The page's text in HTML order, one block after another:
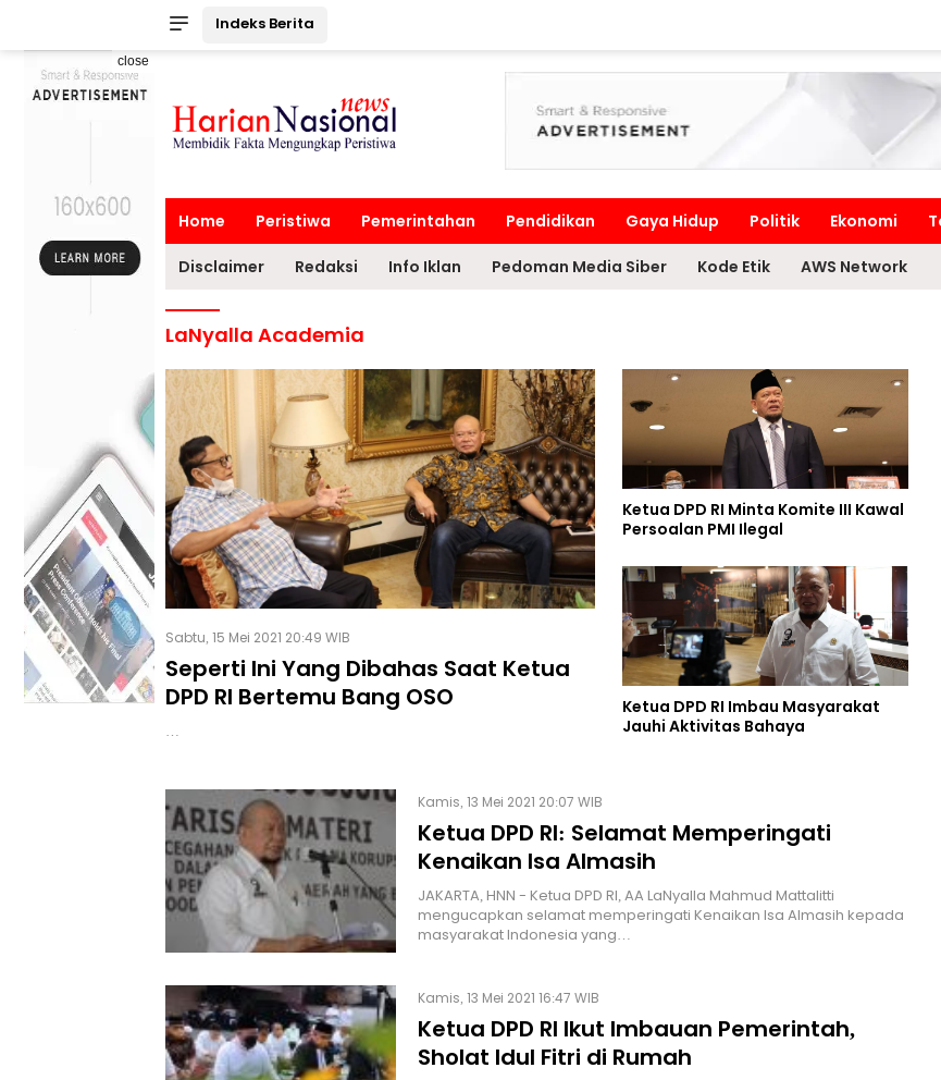
Indeks Berita
close
Home Peristiwa Pemerintahan Pendidikan Gaya Hidup Politik Ekonomi
Disclaimer Redaksi Info Iklan Pedoman Media Siber Kode Etik AWS Network
LaNyalla Academia
Sabtu, 15 Mei 2021 20:49 WIB
Seperti Ini Yang Dibahas Saat Ketua
DPD RI Bertemu Bang OSO
…
Ketua DPD RI Minta Komite III Kawal
Persoalan PMI Ilegal
Ketua DPD RI Imbau Masyarakat
Jauhi Aktivitas Bahaya
Kamis, 13 Mei 2021 20:07 WIB
Ketua DPD RI: Selamat Memperingati
Kenaikan Isa Almasih
JAKARTA, HNN - Ketua DPD RI, AA LaNyalla Mahmud Mattalitti
mengucapkan selamat memperingati Kenaikan Isa Almasih kepada
masyarakat Indonesia yang…
Kamis, 13 Mei 2021 16:47 WIB
Ketua DPD RI Ikut Imbauan Pemerintah,
Sholat Idul Fitri di Rumah